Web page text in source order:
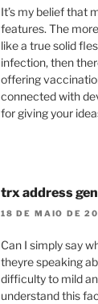
It’s my belief that
features. The
like a true solid
infection, then
offering
connected with
for giving your
trx address
18 DE MAIO DE
Can I simply say
theyre speaking
difficulty to mild
understand this